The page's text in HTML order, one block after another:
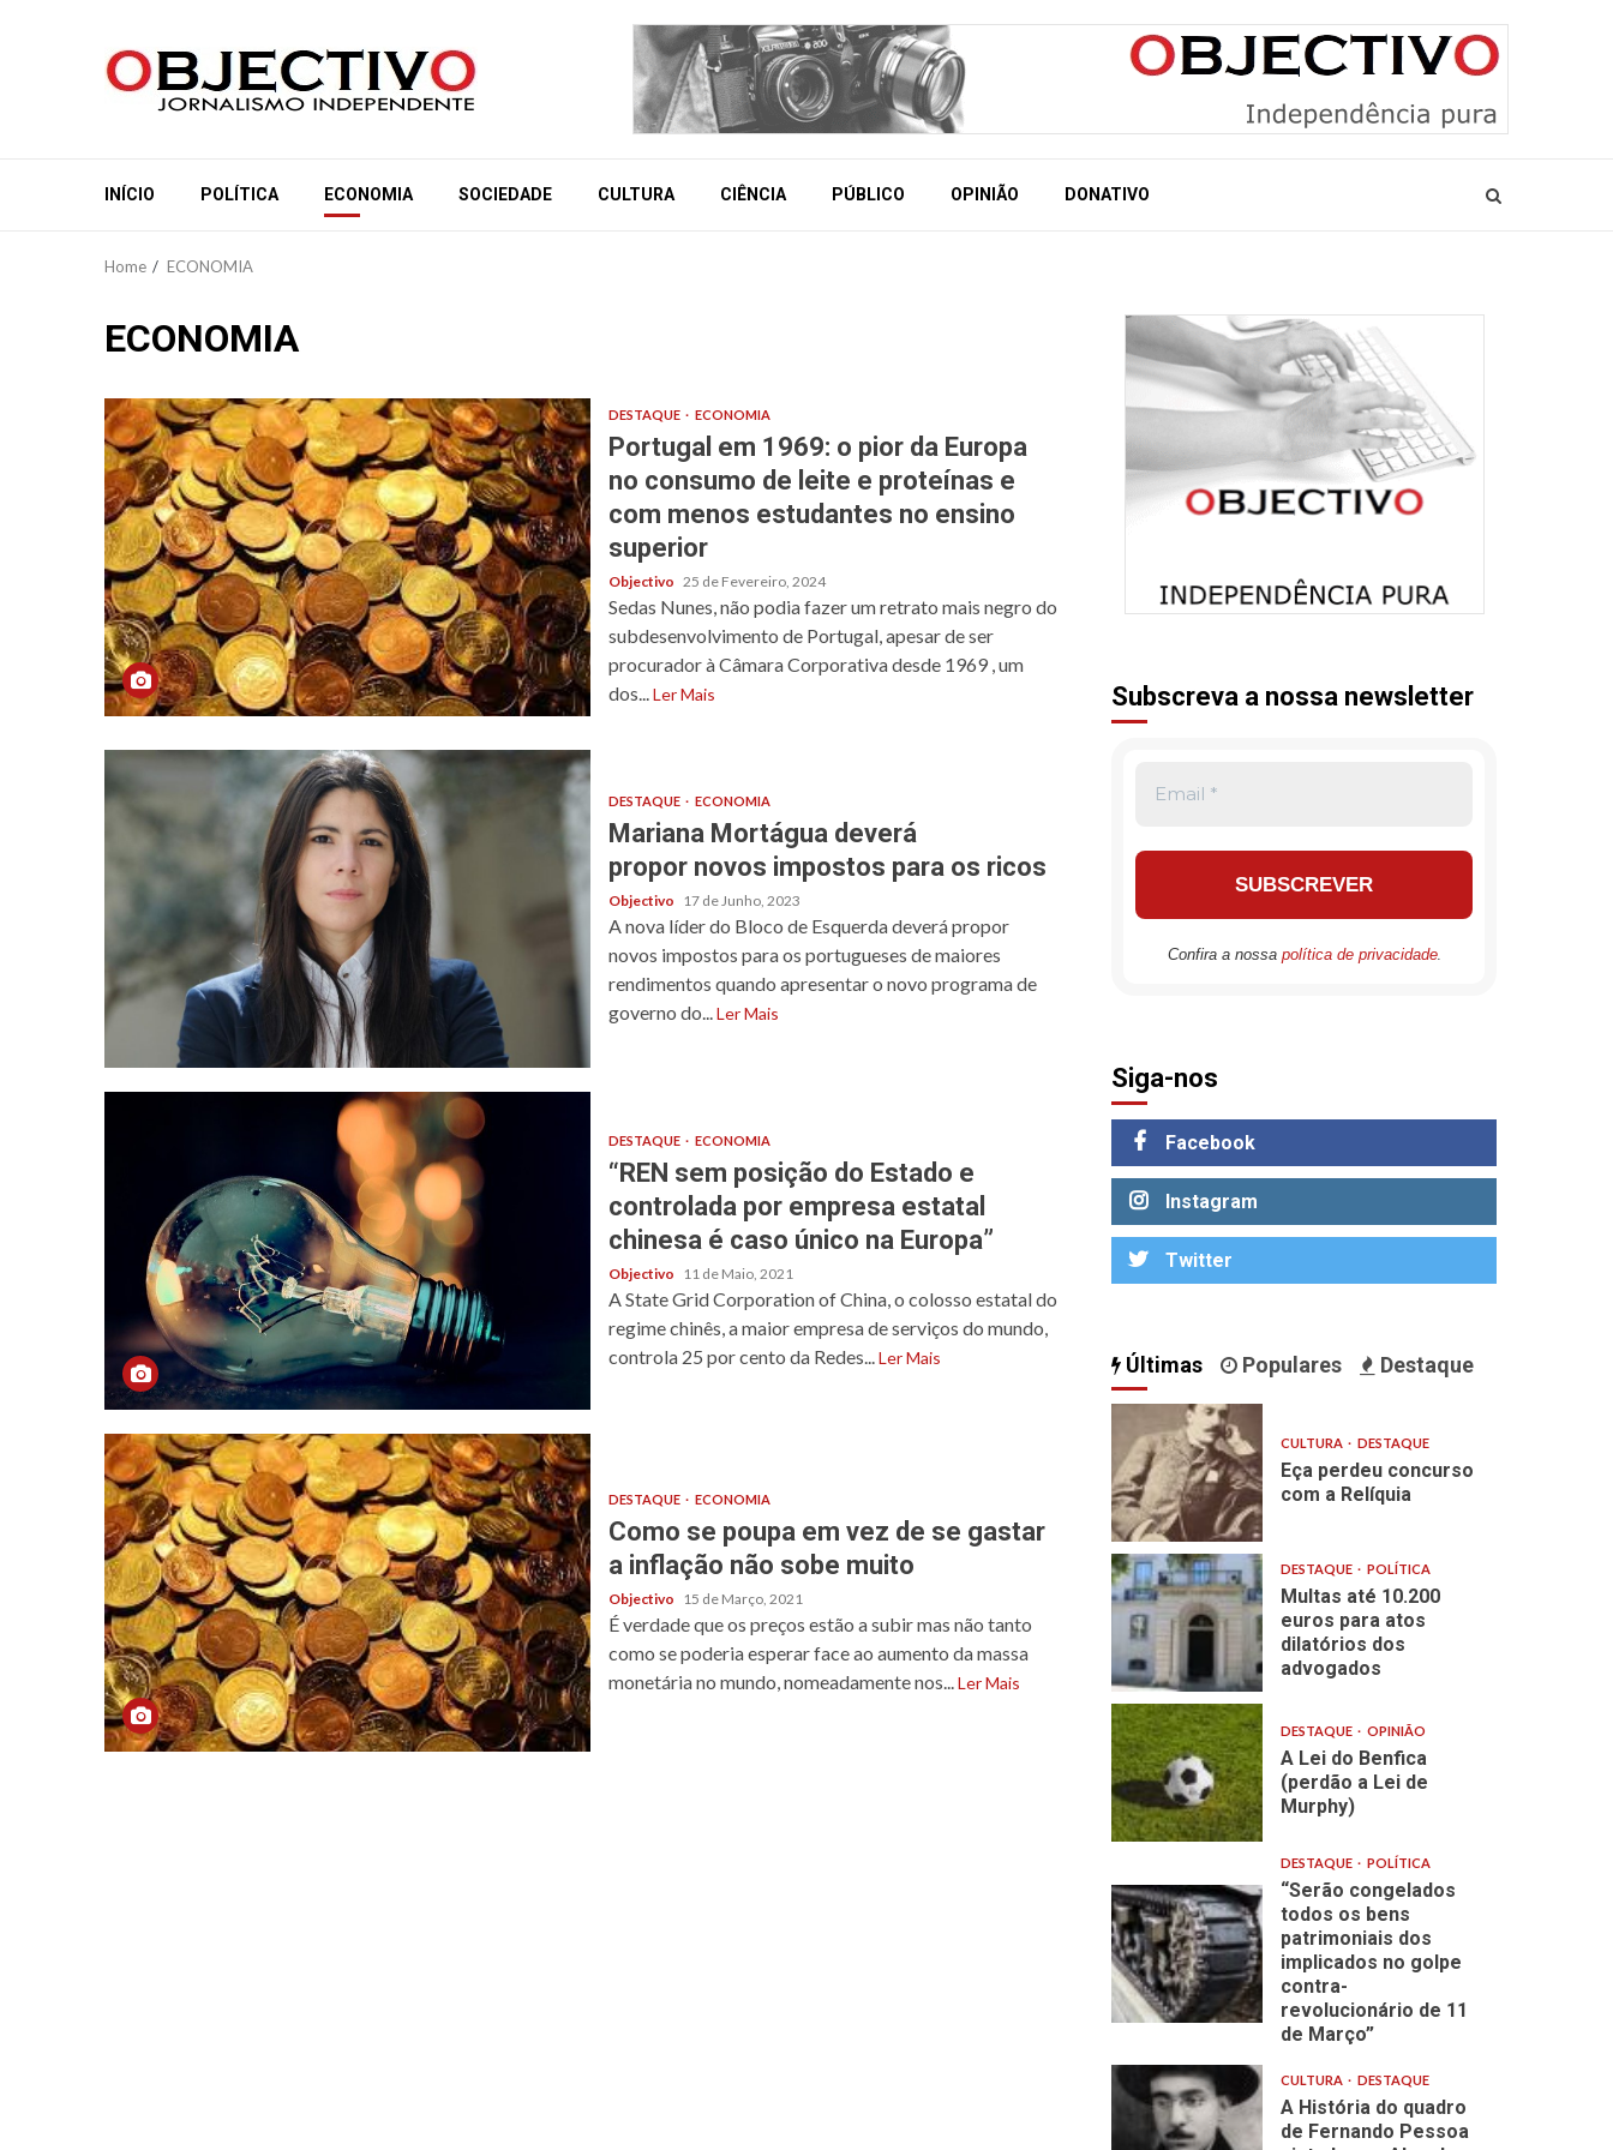
INÍCIO POLÍTICA ECONOMIA SOCIEDADE CULTURA CIÊNCIA PÚBLICO OPINIÃO DONATIVO
Home ECONOMIA
ECONOMIA
DESTAQUE ECONOMIA
Portugal em 1969: o pior da Europa
no consumo de leite e proteínas e
com menos estudantes no ensino
superior
Objectivo 25 de Fevereiro, 2024
Sedas Nunes, não podia fazer um retrato mais negro do
subdesenvolvimento de Portugal, apesar de ser
procurador à Câmara Corporativa desde 1969 , um
dos...Ler Mais
DESTAQUE ECONOMIA
Mariana Mortágua deverá
propor novos impostos para os ricos
Objectivo 17 de Junho, 2023
A nova líder do Bloco de Esquerda deverá propor
novos impostos para os portugueses de maiores
rendimentos quando apresentar o novo programa de
governo do... Ler Mais
DESTAQUE ECONOMIA
“REN sem posição do Estado e
controlada por empresa estatal
chinesa é caso único na Europa”
Objectivo 11 de Maio, 2021
A State Grid Corporation of China, o colosso estatal do
regime chinês, a maior empresa de serviços do mundo,
controla 25 por cento da Redes... Ler Mais
DESTAQUE ECONOMIA
Como se poupa em vez de se gastar
a inflação não sobe muito
Objectivo 15 de Março, 2021
É verdade que os preços estão a subir mas não tanto
como se poderia esperar face ao aumento da massa
monetária no mundo, nomeadamente nos... Ler Mais
Subscreva a nossa newsletter
Confira a nossa política de privacidade.
Siga-nos
Facebook
Instagram
Twitter
Últimas Populares Destaque
CULTURA DESTAQUE
Eça perdeu concurso
com a Relíquia
DESTAQUE POLÍTICA
Multas até 10.200
euros para atos
dilatórios dos
advogados
DESTAQUE OPINIÃO
A Lei do Benfica
(perdão a Lei de
Murphy)
DESTAQUE POLÍTICA
“Serão congelados
todos os bens
patrimoniais dos
implicados no golpe
contra-
revolucionário de 11
de Março”
CULTURA DESTAQUE
A História do quadro
de Fernando Pessoa